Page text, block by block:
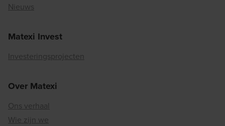
Nieuws
Matexi Invest
Investeringsprojecten
Over Matexi
Ons verhaal
Wie zijn we